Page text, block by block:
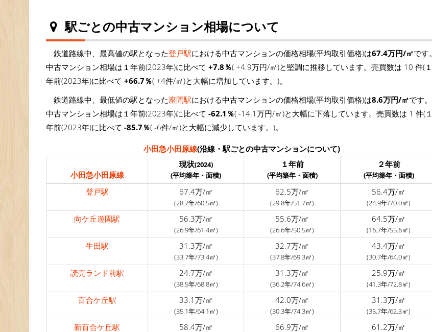
駅ごとの中古マンション相場について
鉄道路線中、最高値の駅となった登戸駅における中古マンションの価格相場(平均取引価格)は67.4万円/㎡です。
中古マンション相場は１年前(2023年)に比べて +7.8％( +4.9万円/㎡)と堅調に推移しています。売買数は 10 件(１
年前(2023年)に比べて +66.7％( +4件/㎡)と大幅に増加しています。)。
鉄道路線中、最低値の駅となった座間駅における中古マンションの価格相場(平均取引価格)は8.6万円/㎡です。
中古マンション相場は１年前(2023年)に比べて -62.1％( -14.1万円/㎡)と大幅に下落しています。売買数は 1 件(１
年前(2023年)に比べて -85.7％( -6件/㎡)と大幅に減少しています。)。
小田急小田原線(沿線・駅ごとの中古マンションについて)
小田急小田原線
現状(2024)
(平均築年・面積)
１年前
(平均築年・面積)
２年前
(平均築年・面積)
登戸駅 67.4万/㎡
(28.7年/60.5㎡)
62.5万/㎡
(29.8年/51.7㎡)
56.4万/㎡
(24.9年/70.0㎡)
向ケ丘遊園駅 56.3万/㎡
(26.9年/61.4㎡)
55.6万/㎡
(26.6年/50.5㎡)
64.5万/㎡
(16.7年/55.6㎡)
生田駅 31.3万/㎡
(33.7年/73.4㎡)
32.7万/㎡
(37.8年/69.3㎡)
43.4万/㎡
(30.7年/64.0㎡)
読売ランド前駅 24.7万/㎡
(38.5年/68.8㎡)
31.3万/㎡
(36.2年/74.6㎡)
25.9万/㎡
(41.3年/72.8㎡)
百合ケ丘駅 33.1万/㎡
(35.1年/64.1㎡)
42.0万/㎡
(30.3年/74.3㎡)
31.3万/㎡
(35.7年/62.3㎡)
新百合ケ丘駅 58.4万/㎡ 66.9万/㎡ 61.2万/㎡